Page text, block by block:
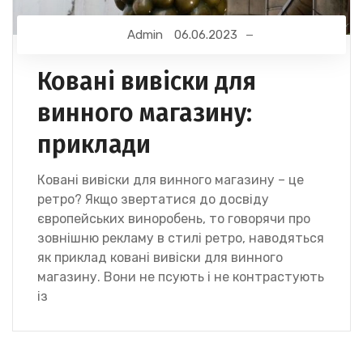
Admin 06.06.2023
Ковані вивіски для
винного магазину:
приклади
Ковані вивіски для винного магазину – це
ретро? Якщо звертатися до досвіду
європейських виноробень, то говорячи про
зовнішню рекламу в стилі ретро, наводяться
як приклад ковані вивіски для винного
магазину. Вони не псують і не контрастують
із